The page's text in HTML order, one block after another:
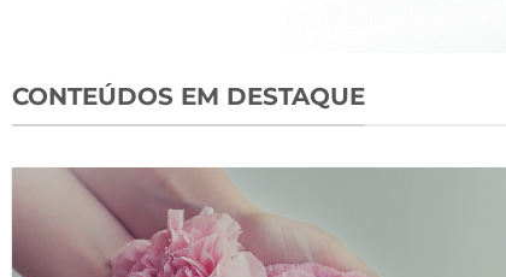
CONTEÚDOS EM DESTAQUE